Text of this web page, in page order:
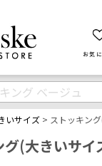
お気
いサイズ ストッキン
グ(大きいサイ